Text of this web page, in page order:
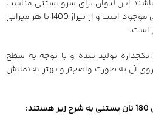
لیوان برای سرو بستنی مناسب
است و با طرح عمومی نان بستنی موجود است و از تیراژ 1400 تا هر میزانی
است.
تکجداره تولید شده و با توجه به سطح
چاپ شده روی آن به صورت واضح‌تر و بهتر به نمایش
: